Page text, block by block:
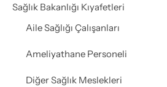
Sağlık Bakanlığı Kıyafetleri
Aile Sağlığı Çalışanları
Ameliyathane Personeli
Diğer Sağlık Meslekleri